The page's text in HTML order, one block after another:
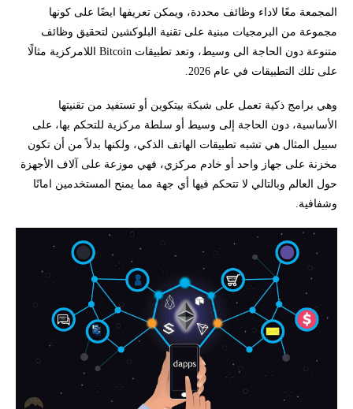
المجمعة معًا لاداء وظائف محددة، ويمكن تعريفها ايضًا على كونها
مجموعة من البرمجيات مبنية على تقنية البلوكشين لتحقيق وظائف
متنوعة دون الحاجة الى وسيط، وتعد تطبيقات Bitcoin اللامركزية مثالًا
على تلك التطبيقات في عام 2026.
وهي برامج ذكية تعمل على شبكة بيتكوين أو تستفيد من تقنيتها
الأساسية، دون الحاجة إلى وسيط أو سلطة مركزية للتحكم بها، على
سبيل المثال هي تشبه تطبيقات الهاتف الذكي، ولكنها بدلاً من أن تكون
مخزنة على جهاز واحد أو خادم مركزي، فهي موزعة على آلاف الأجهزة
حول العالم وبالتالي لا تتحكم فيها أي جهة مما يمنح المستخدمين امانًا
وشفافية.